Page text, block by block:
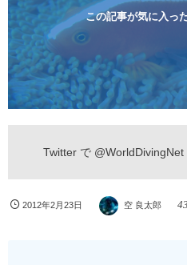
らのんびりダイビ
この記事が気に入っ
Twitter で @WorldDivingNet
2012年2月23日 空 良太郎